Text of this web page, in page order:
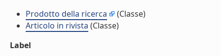
Prodotto della ricerca
(Classe)
Articolo in rivista (Classe)
Label